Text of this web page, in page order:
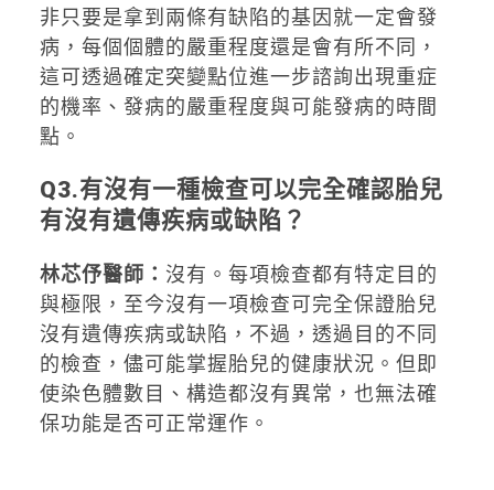
非只要是拿到兩條有缺陷的基因就一定會發
病，每個個體的嚴重程度還是會有所不同，
這可透過確定突變點位進一步諮詢出現重症
的機率、發病的嚴重程度與可能發病的時間
點。
Q3.有沒有一種檢查可以完全確認胎兒
有沒有遺傳疾病或缺陷？
林芯伃醫師： 沒有。每項檢查都有特定目的
與極限，至今沒有一項檢查可完全保證胎兒
沒有遺傳疾病或缺陷，不過，透過目的不同
的檢查，儘可能掌握胎兒的健康狀況。但即
使染色體數目、構造都沒有異常，也無法確
保功能是否可正常運作。